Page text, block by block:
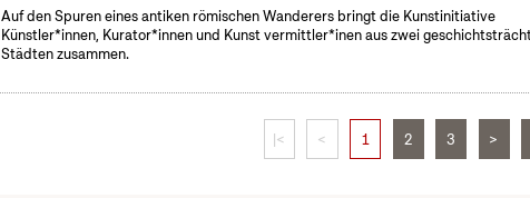
Auf den Spuren eines antiken römischen Wanderers bringt die Kunstinitiative
Künstler*innen, Kurator*innen und Kunst vermittler*inen aus zwei
Städten zusammen.
|< < 1 2 3 >